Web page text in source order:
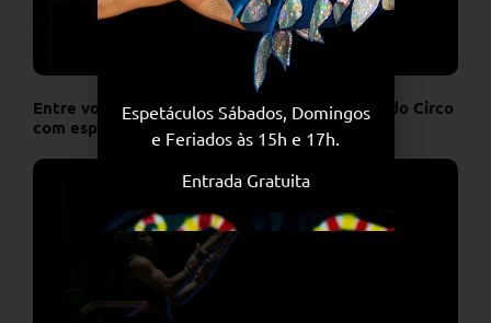
Entre voos e aplausos: Unicirco celebra o Dia do Circo
com espetáculo que une arte e potência
Espetáculos Sábados, Domingos
e Feriados às 15h e 17h.
Entrada Gratuita